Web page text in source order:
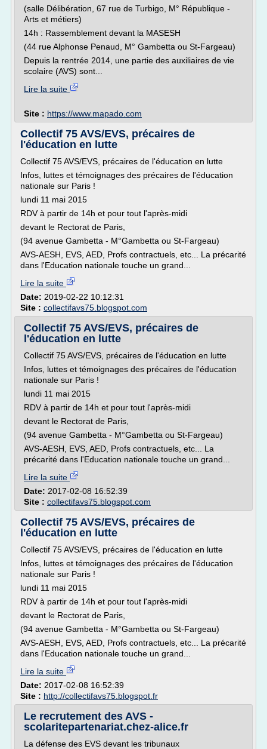
(salle Délibération, 67 rue de Turbigo, M° République -
Arts et métiers)
14h : Rassemblement devant la MASESH
(44 rue Alphonse Penaud, M° Gambetta ou St-Fargeau)
Depuis la rentrée 2014, une partie des auxiliaires de vie
scolaire (AVS) sont...
Lire la suite
Site : https://www.mapado.com
Collectif 75 AVS/EVS, précaires de
l'éducation en lutte
Collectif 75 AVS/EVS, précaires de l'éducation en lutte
Infos, luttes et témoignages des précaires de l'éducation
nationale sur Paris !
lundi 11 mai 2015
RDV à partir de 14h et pour tout l'après-midi
devant le Rectorat de Paris,
(94 avenue Gambetta - M°Gambetta ou St-Fargeau)
AVS-AESH, EVS, AED, Profs contractuels, etc... La précarité
dans l'Education nationale touche un grand...
Lire la suite
Date: 2019-02-22 10:12:31
Site : collectifavs75.blogspot.com
Collectif 75 AVS/EVS, précaires de
l'éducation en lutte
Collectif 75 AVS/EVS, précaires de l'éducation en lutte
Infos, luttes et témoignages des précaires de l'éducation
nationale sur Paris !
lundi 11 mai 2015
RDV à partir de 14h et pour tout l'après-midi
devant le Rectorat de Paris,
(94 avenue Gambetta - M°Gambetta ou St-Fargeau)
AVS-AESH, EVS, AED, Profs contractuels, etc... La
précarité dans l'Education nationale touche un grand...
Lire la suite
Date: 2017-02-08 16:52:39
Site : collectifavs75.blogspot.com
Collectif 75 AVS/EVS, précaires de
l'éducation en lutte
Collectif 75 AVS/EVS, précaires de l'éducation en lutte
Infos, luttes et témoignages des précaires de l'éducation
nationale sur Paris !
lundi 11 mai 2015
RDV à partir de 14h et pour tout l'après-midi
devant le Rectorat de Paris,
(94 avenue Gambetta - M°Gambetta ou St-Fargeau)
AVS-AESH, EVS, AED, Profs contractuels, etc... La précarité
dans l'Education nationale touche un grand...
Lire la suite
Date: 2017-02-08 16:52:39
Site : http://collectifavs75.blogspot.fr
Le recrutement des AVS -
scolaritepartenariat.chez-alice.fr
La défense des EVS devant les tribunaux